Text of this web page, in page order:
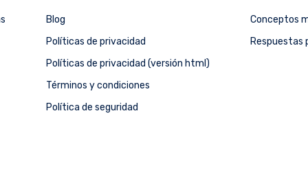
Blog
Políticas de privacidad
Políticas de privacidad (versión html)
Términos y condiciones
Política de seguridad
Conceptos
Respuestas